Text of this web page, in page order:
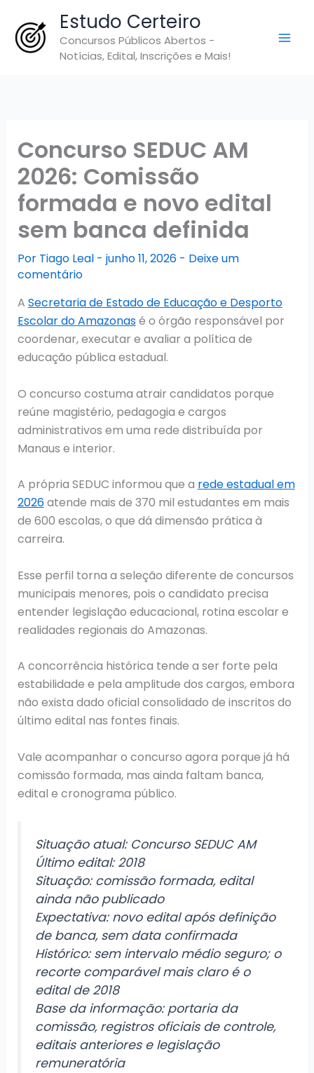
para
Estudo Certeiro
Concursos Públicos Abertos -
Notícias, Edital, Inscrições e Mais!
Concurso SEDUC AM
2026: Comissão
formada e novo edital
sem banca definida
Por Tiago Leal - junho 11, 2026 - Deixe um
comentário
A Secretaria de Estado de Educação e Desporto
Escolar do Amazonasé o órgão responsável por
coordenar, executar e avaliar a política de
educação pública estadual.
O concurso costuma atrair candidatos porque
reúne magistério, pedagogia e cargos
administrativos em uma rede distribuída por
Manaus e interior.
A própria SEDUC informou que a rede estadual em
2026atende mais de 370 mil estudantes em mais
de 600 escolas, o que dá dimensão prática à
carreira.
Esse perfil torna a seleção diferente de concursos
municipais menores, pois o candidato precisa
entender legislação educacional, rotina escolar e
realidades regionais do Amazonas.
A concorrência histórica tende a ser forte pela
estabilidade e pela amplitude dos cargos, embora
não exista dado oficial consolidado de inscritos do
último edital nas fontes finais.
Vale acompanhar o concurso agora porque já há
comissão formada, mas ainda faltam banca,
edital e cronograma público.
Situação atual: Concurso SEDUC AM
Último edital: 2018
Situação: comissão formada, edital
ainda não publicado
Expectativa: novo edital após definição
de banca, sem data confirmada
Histórico: sem intervalo médio seguro; o
recorte comparável mais claro é o
edital de 2018
Base da informação: portaria da
comissão, registros oficiais de controle,
editais anteriores e legislação
remuneratória